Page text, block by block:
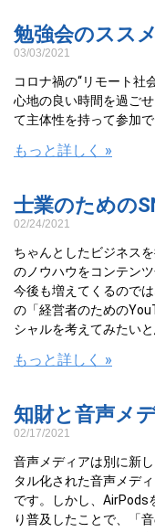
勉強会のススメ
03/03/2021
コロナ禍の“リモート社
心地の良い時間を過ご
て主体性を持って参加
もっと詳しく »
士業のための
02/24/2021
ちゃんとしたビジネス
のノウハウをコンテン
今後も増えてくるので
の「経営者のための
シャルを考えてみたいと
もっと詳しく »
知財と音声メ
02/17/2021
音声メディアは別に新
タル化された音声メデ
です。しかし、AirPods
り普及したことで、「